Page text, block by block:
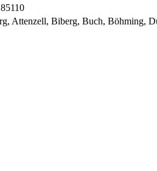
Attenzell, Biberg, Buch, Böhming,